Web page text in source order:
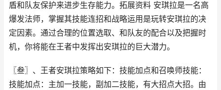
盾和队友保护来进步生存能力。拓展资料 安琪拉是一名高
爆发法师，掌握其技能连招和战略运用是玩转安琪拉的决
定因素。通过合理的位置选取、和队友的配合以及把握时
机，你将能在王者中发挥出安琪拉的巨大潜力。
〖叁〗、王者安琪拉策略如下：技能加点和召唤师技能：
技能加点：主加一技能，副加二技能，有大招点大招。由